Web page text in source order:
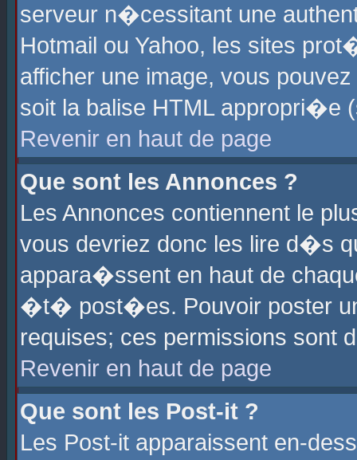
serveur n�cessitant une
Hotmail ou Yahoo, les sites
afficher une image, vous
soit la balise HTML
Revenir en haut de page
Que sont les Annonces ?
Les Annonces contiennent le
vous devriez donc les lire d�s
appara�ssent en haut de
�t� post�es. Pouvoir poster
requises; ces permissions sont
Revenir en haut de page
Que sont les Post-it ?
Les Post-it apparaissent en-